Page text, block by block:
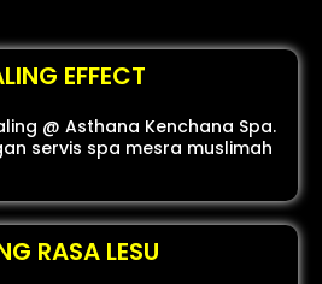
EFFECT
@ Asthana Kenchana Spa.
servis spa mesra muslimah
RASA LESU